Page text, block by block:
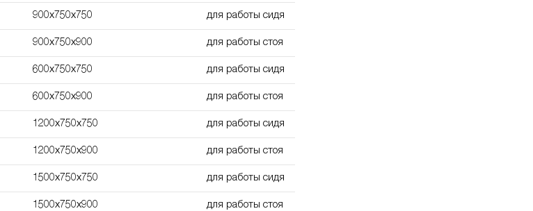
900x750x750 для работы сидя
900x750x900 для работы стоя
600х750х750 для работы сидя
600х750х900 для работы стоя
1200х750х750 для работы сидя
1200х750х900 для работы стоя
1500х750х750 для работы сидя
1500х750х900 для работы стоя